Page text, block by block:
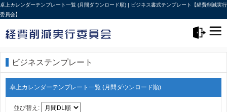
卓上カレンダーテンプレート一覧 (月間ダウンロード順) | ビジネス書式テンプレート【経費削減実行
委員会】
ビジネステンプレート
卓上カレンダーテンプレート一覧 (月間ダウンロード順)
並び替え: